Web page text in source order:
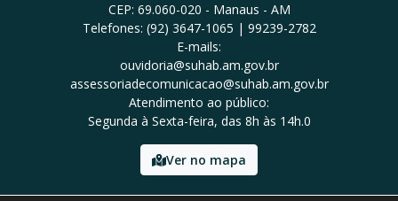
CEP: 69.060-020 - Manaus - AM
Telefones: (92) 3647-1065 | 99239-2782
E-mails:
ouvidoria@suhab.am.gov.br
assessoriadecomunicacao@suhab.am.gov.br
Atendimento ao público:
Segunda à Sexta-feira, das 8h às 14h.0
Ver no mapa